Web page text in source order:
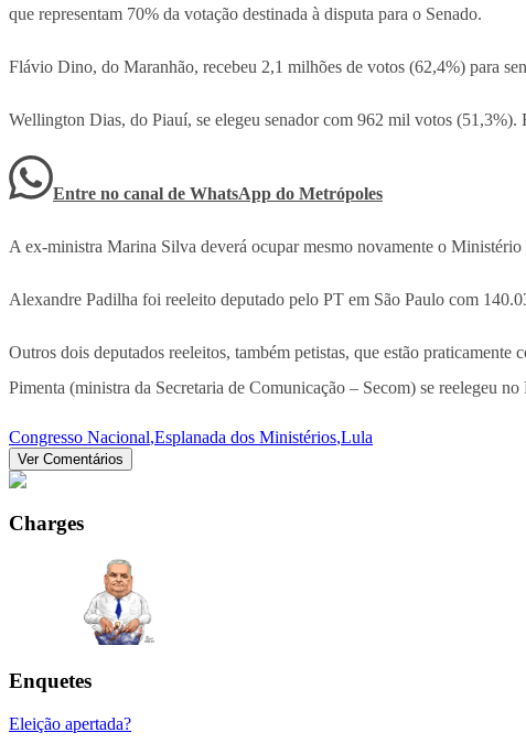
que representam 70% da votação destinada à disputa para o Senado.
Flávio Dino, do Maranhão, recebeu 2,1 milhões de votos (62,4%) para
Wellington Dias, do Piauí, se elegeu senador com 962 mil votos
Entre no canal de WhatsApp do Metrópoles
A ex-ministra Marina Silva deverá ocupar mesmo novamente o
Alexandre Padilha foi reeleito deputado pelo PT em São Paulo com
Outros dois deputados reeleitos, também petistas, que estão
Pimenta (ministra da Secretaria de Comunicação – Secom) se reelegeu
Congresso Nacional,Esplanada dos Ministérios,Lula
Ver Comentários
Charges
Enquetes
Eleição apertada?